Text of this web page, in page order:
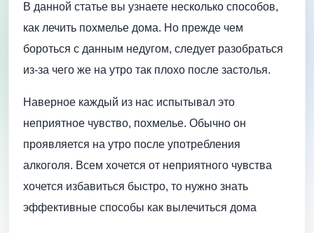
В данной статье вы узнаете несколько способов,
как лечить похмелье дома. Но прежде чем
бороться с данным недугом, следует разобраться
из-за чего же на утро так плохо после застолья.
Наверное каждый из нас испытывал это
неприятное чувство, похмелье. Обычно он
проявляется на утро после употребления
алкоголя. Всем хочется от неприятного чувства
хочется избавиться быстро, то нужно знать
эффективные способы как вылечиться дома